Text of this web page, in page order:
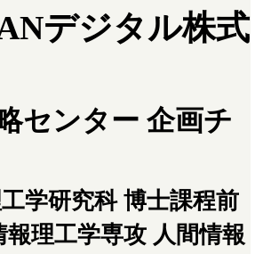
デジタル株式
センター 企画チ
工学研究科 博士課程前
報理工学専攻 人間情報